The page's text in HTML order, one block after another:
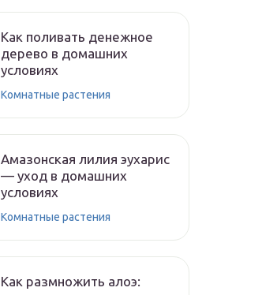
Как поливать денежное
дерево в домашних
условиях
Комнатные растения
Амазонская лилия эухарис
— уход в домашних
условиях
Комнатные растения
Как размножить алоэ: